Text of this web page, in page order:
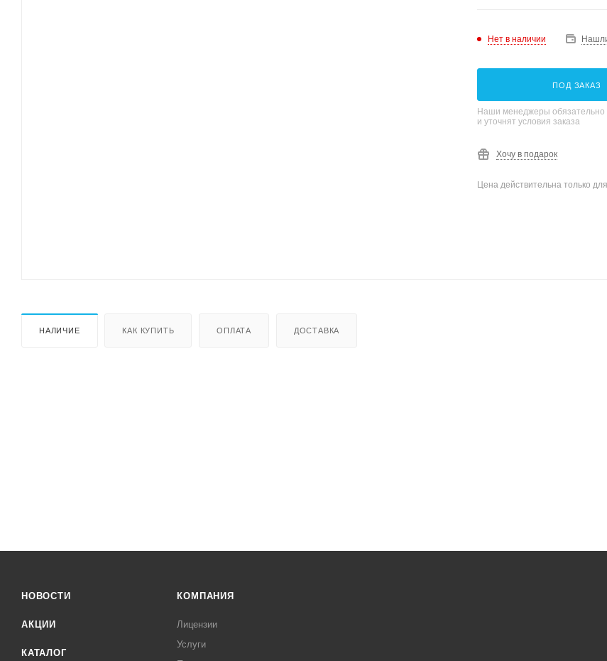
Нет в наличии
ПОД ЗАКАЗ
Наши менеджеры обязательно
и уточнят условия заказа
Хочу в подарок
Цена действительна только
НАЛИЧИЕ КАК КУПИТЬ ОПЛАТА ДОСТАВКА
НОВОСТИ
АКЦИИ
КАТАЛОГ
КОМПАНИЯ
Лицензии
Услуги